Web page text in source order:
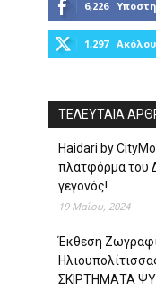
6,226
1,297
ΤΕΛΕΥΤΑΙΑ
Haidari by
πλατφόρμα του
γεγονός!
19 Μαΐου, 2024
Έκθεση
ΣΚΙΡΤΗΜΑΤΑ